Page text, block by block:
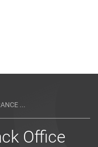
...
Office